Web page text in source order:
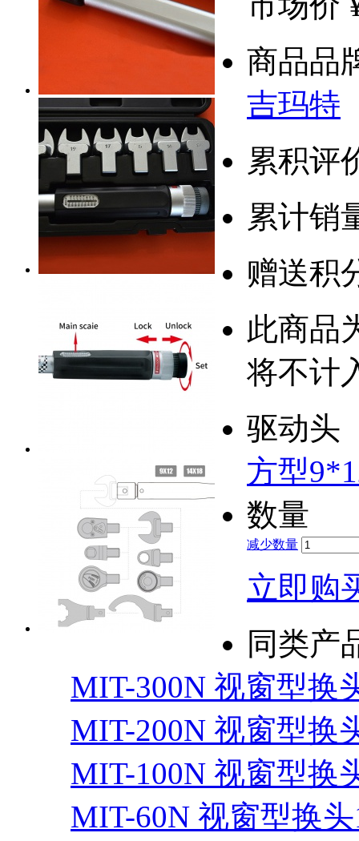
商品品
吉玛特
累积评
累计销
赠送积
此商品
将不计
驱动头
方型
数量
减少数量
立即购
同类产
MIT-300N 视窗型换
MIT-200N 视窗型换
MIT-100N 视窗型换
MIT-60N 视窗型换